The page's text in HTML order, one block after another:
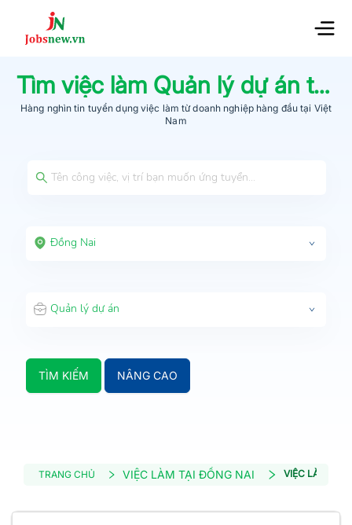
Tìm việc làm Quản lý dự án tại
Hàng nghìn tin tuyển dụng việc làm từdoanh nghiệp hàng đầu tại Việt
Nam
Đồng Nai
Quản lý dự án
TÌM KIẾM NÂNG CAO
TRANG CHỦ VIỆC LÀM TẠI ĐỒNG NAI VIỆC LÀM